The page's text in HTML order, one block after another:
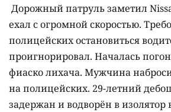
Дорожный патруль заметил
ехал с огромной скоростью.
полицейских остановиться
проигнорировал. Началась
фиаско лихача. Мужчина
на полицейских. 29-летний
задержан и водворён в изолятор